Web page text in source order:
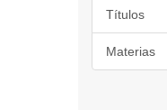
Títulos
Materias